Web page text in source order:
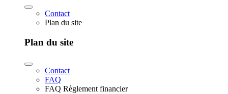
Contact
Plan du site
Plan du site
Contact
FAQ
FAQ Règlement financier